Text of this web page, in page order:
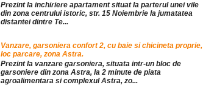
Prezint la inchiriere apartament situat la parterul unei vile
din zona centrului istoric, str. 15 Noiembrie la jumatatea
distantei dintre Te...
Vanzare, garsoniera confort 2, cu baie si chicineta proprie,
loc parcare, zona Astra.
Prezint la vanzare garsoniera, situata intr-un bloc de
garsoniere din zona Astra, la 2 minute de piata
agroalimentara si complexul Astra, zo...